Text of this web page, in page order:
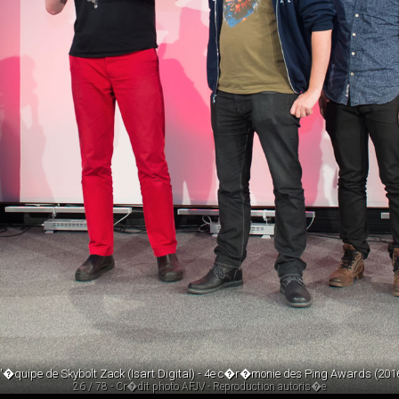
de Skybolt Zack (Isart Digital) - 4e c�r�monie des Ping Awards
26 / 78 - Cr�dit photo AFJV - Reproduction autoris�e